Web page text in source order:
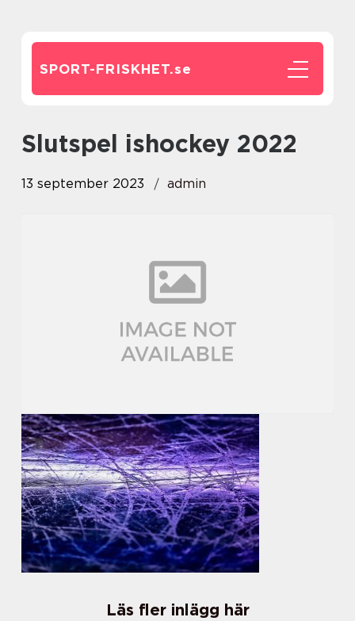
SPORT-FRISKHET.se
slutspel ishockey 2022
13 september 2023 admin
Läs fler inlägg här